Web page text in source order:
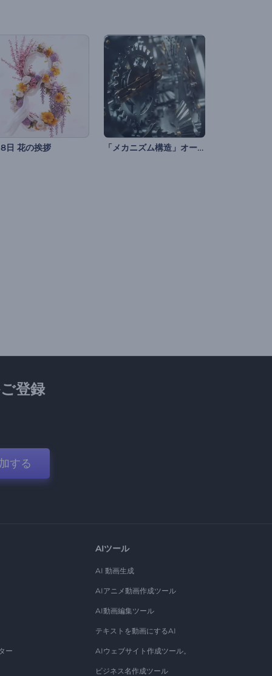
日 花の挨拶 「メカニズム構造」オープニング動画
登録
する
ー
AIツール
AI 動画生成
AIアニメ動画作成ツール
AI動画編集ツール
テキストを動画にするAI
AIウェブサイト作成ツール。
ビジネス名作成ツール